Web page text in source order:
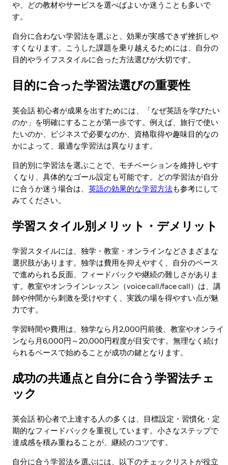
や、どの教材やサービスを選べばよいか迷うことも多いで
す。
自分に合わない学習法を選ぶと、効果が実感できず挫折しや
すくなります。こうした課題を乗り越えるためには、自分の
目的やライフスタイルに合った方法選びが大切です。
目的に合った学習法選びの重要性
英会話 初心者が成果を出すためには、「なぜ英語を学びたい
のか」を明確にすることが第一歩です。例えば、旅行で使い
たいのか、ビジネスで必要なのか、資格取得や趣味目的なの
かによって、最適な学習法は異なります。
目的別に学習法を選ぶことで、モチベーションを維持しやす
くなり、具体的なゴール設定も可能です。どの学習法が自分
に合うか迷う場合は、 英語の効果的な学習方法も参考にして
みてください。
学習スタイル別メリット・デメリット
学習スタイルには、独学・教室・オンラインなどさまざまな
選択肢があります。独学は費用を抑えやすく、自分のペース
で進められる反面、フィードバックや継続の難しさがありま
す。教室やオンラインレッスン（voice call/face call）は、講
師や仲間から刺激を受けやすく、実践の場を得やすい点が魅
力です。
学習時間や費用は、独学なら月2,000円前後、教室やオンライ
ンなら月6,000円～20,000円程度が目安です。無理なく続け
られるペースで始めることが成功の鍵となります。
成功の共通点と自分に合う学習法チェ
ック
英会話 初心者で上達する人の多くは、目標設定・習慣化・定
期的なフィードバックを重視しています。小さなステップで
達成感を積み重ねることが、継続のコツです。
自分に合う学習法を選ぶには、以下のチェックリストが役立